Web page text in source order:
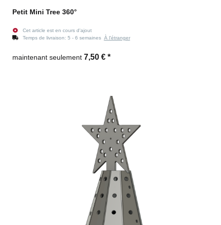
Petit Mini Tree 360°
Cet article est en cours d'ajout
Temps de livraison: 5 - 6 semaines À l'étranger
maintenant seulement 7,50 € *